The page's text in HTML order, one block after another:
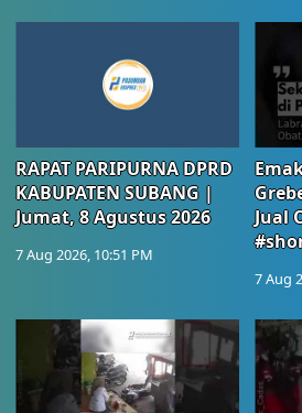
RAPAT PARIPURNA DPRD
KABUPATEN SUBANG |
Jumat, 8 Agustus 2026
7 Aug 2026, 10:51 PM
Jual
7 Aug